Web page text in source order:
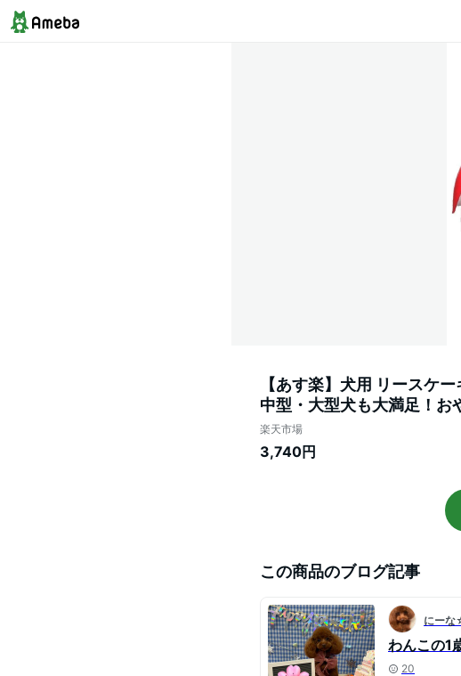
【あす楽】犬用 リースケ
中型・大型犬も大満足！お
ゃんも飼い主様も食べっぷ
ワンバナが幸せをお届け
楽天市場
3,740円
この商品のブログ記事
にーな
わんこの1
20